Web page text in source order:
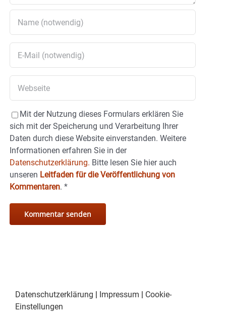
Mit der Nutzung dieses Formulars erklären Sie
sich mit der Speicherung und Verarbeitung Ihrer
Daten durch diese Website einverstanden. Weitere
Informationen erfahren Sie in der
Datenschutzerklärung. Bitte lesen Sie hier auch
unseren Leitfaden für die Veröffentlichung von
Kommentaren. *
Datenschutzerklärung Impressum
Cookie-
Einstellungen